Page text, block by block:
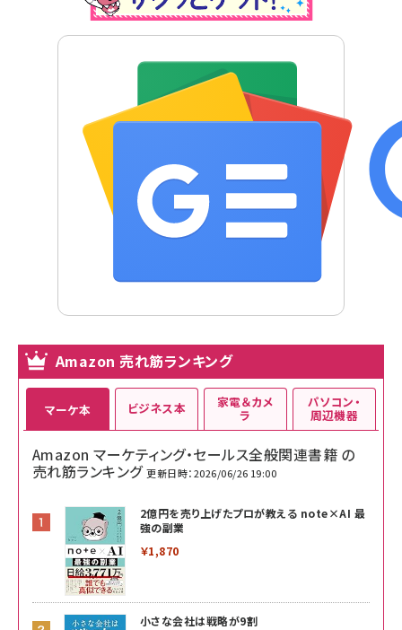
Amazon 売れ筋ランキング
マーケ本
Amazon マーケティング・セールス全般関連書籍 の
売れ筋ランキング 更新日時：2026/06/26 19:00
2億円を売り上げたプロが教える note×AI 最
強の副業
￥1,870
小さな会社は戦略が9割
ビジネス本 家電＆カメ
ラ
パソコン・
周辺機器